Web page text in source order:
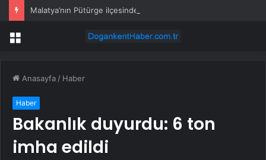
Menü
Anasayfa / Haber
Haber
Bakanlık duyurdu: 6 ton
imha edildi